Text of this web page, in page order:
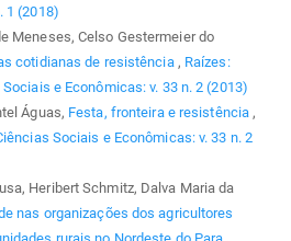
1 (2018)
Meneses, Celso Gestermeier do
cotidianas de resistência , Raízes:
e Econômicas: v. 33 n. 2 (2013)
Águas, Festa, fronteira e resistência ,
Sociais e Econômicas: v. 33 n. 2
Heribert Schmitz, Dalva Maria da
nas organizações dos agricultores